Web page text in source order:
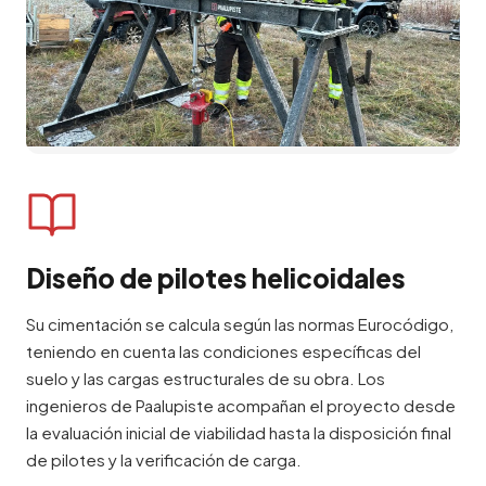
La planta de producción opera bajo
certificaciones ISO 9001 (gestión de calidad) e
ISO 14001 (gestión ambiental). Cada lote pasa
una inspección de calidad antes del envío. Su
entrega incluye documentación completa del
Prestaciones.
cimentaciones residenciales individuales hasta
obras industriales con miles de pilotes. Su
proyecto se beneficia de métodos probados en
campo durante más de dos décadas y más de
2.000 proyectos completados en Europa y
Monitorización del par y
Cada pilote instalado por Paalupiste se monitoriza
con equipos de par calibrados durante la
instalación. Los valores de par medidos se
documentan y se correlacionan con la capacidad
de carga de diseño, lo que otorga a su proyecto
un registro verificado del comportamiento de la
cimentación desde el primer día.
Diseño de pilotes helicoidales
Su cimentación se calcula según las normas Eurocódigo,
teniendo en cuenta las condiciones específicas del
suelo y las cargas estructurales de su obra. Los
ingenieros de Paalupiste acompañan el proyecto desde
la evaluación inicial de viabilidad hasta la disposición final
de pilotes y la verificación de carga.